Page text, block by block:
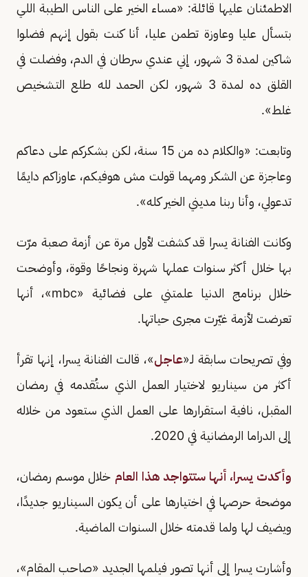
الاطمئنان عليها قائلة: «مساء الخير على الناس الطيبة اللي
بتسأل عليا وعاوزة تطمن عليا، أنا كنت بقول إنهم فضلوا
شاكين لمدة 3 شهور، إني عندي سرطان في الدم، وفضلت في
القلق ده لمدة 3 شهور، لكن الحمد لله طلع التشخيص
غلط».
وتابعت: «والكلام ده من 15 سنة، لكن بشكركم على دعاكم
وعاجزة عن الشكر ومهما قولت مش هوفيكم، عاوزاكم دايمًا
تدعولي، وأنا ربنا مديني الخير كله».
وكانت الفنانة يسرا قد كشفت لأول مرة عن أزمة صعبة مرّت
بها خلال أكثر سنوات عملها شهرة ونجاحًا وقوة، وأوضحت
خلال برنامج الدنيا علمتني على فضائية «mbc»، أنها
تعرضت لأزمة غيّرت مجرى حياتها.
وفي تصريحات سابقة لـ«عاجل»، قالت الفنانة يسرا، إنها تقرأ
أكثر من سيناريو لاختيار العمل الذي ستُقدمه في رمضان
المقبل، نافية استقرارها على العمل الذي ستعود من خلاله
إلى الدراما الرمضانية في 2020.
وأكدت يسرا، أنها ستتواجد هذا العام خلال موسم رمضان،
موضحة حرصها في اختيارها على أن يكون السيناريو جديدًا،
ويضيف لها ولما قدمته خلال السنوات الماضية.
وأشارت يسرا إلى أنها تصور فيلمها الجديد «صاحب المقام»،